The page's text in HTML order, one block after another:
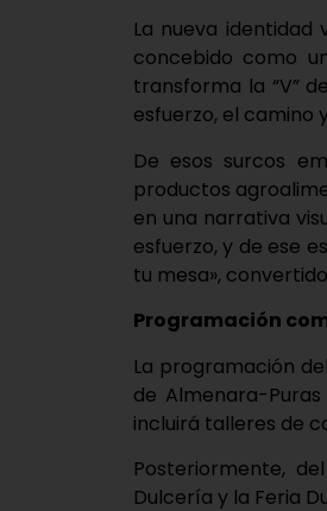
La nueva identidad
concebido como
transforma la “V”
esfuerzo, el camino
De esos surcos
productos
en una narrativa
esfuerzo, y de ese
tu mesa»,
Programación
La programación
de Almenara-
incluirá talleres de
Posteriormente,
Dulcería y la Feria